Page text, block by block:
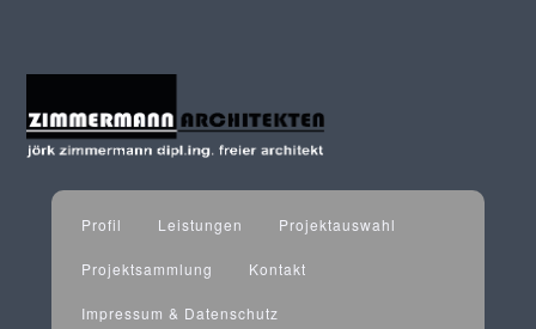
Profil Leistungen Projektauswahl
Projektsammlung Kontakt
Impressum & Datenschutz